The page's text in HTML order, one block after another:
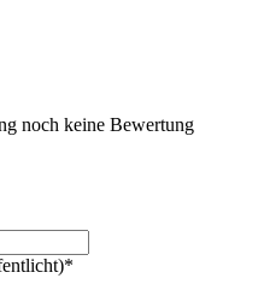
noch keine Bewertung
*